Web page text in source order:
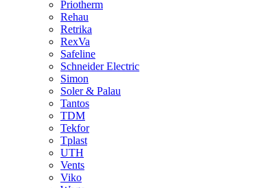
Priotherm
Rehau
Retrika
RexVa
Safeline
Schneider Electric
Simon
Soler & Palau
Tantos
TDM
Tekfor
Tplast
UTH
Vents
Viko